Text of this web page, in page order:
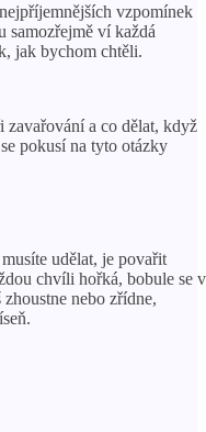
vzpomínek
samozřejmě ví každá
jak bychom chtěli.
zavařování a co dělat, když
se pokusí na tyto otázky
udělat, je povařit
chvíli hořká, bobule se v
nebo zřídne,